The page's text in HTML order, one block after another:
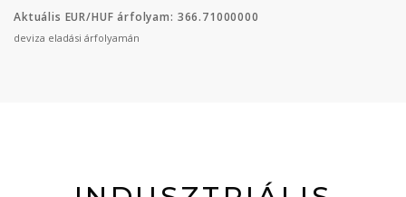
Aktuális EUR/HUF árfolyam: 366.71000000
deviza eladási árfolyamán